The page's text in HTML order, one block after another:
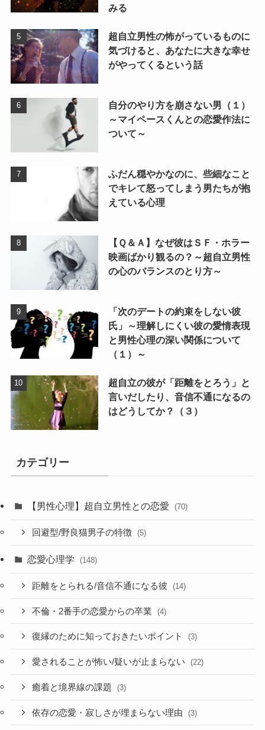
みる
超自立男性の怖がっているものに
気づけると、あなたに大きな幸せ
がやってくるという話
自分のやり方を崩さない男（１）
～マイペースくんとの恋愛作法に
ついて～
ふだん穏やかなのに、些細なこと
でキレて怒ってしまう男たちが抱
えている心理
【Ｑ＆Ａ】なぜ彼はＳＦ・ホラー
映画ばかり観るの？～超自立男性
の心のバランスのとり方～
「次のデートの約束をしない彼
氏」～理解しにくい彼の愛情表現
と男性心理の深い関係について
（１）～
超自立の彼が「距離をとろう」と
言いだしたり、音信不通になるの
はどうしてか？（３）
カテゴリー
【男性心理】超自立男性との恋愛 (70)
回避型/野良猫男子の特徴 (5)
恋愛心理学 (148)
距離をとられる/音信不通になる彼 (14)
不倫・2番手の恋愛からの卒業 (4)
復縁のために知っておきたいポイント (3)
愛されることが怖い/疑いが止まらない (22)
癒着と境界線の課題 (3)
依存の恋愛・寂しさが埋まらない理由 (3)